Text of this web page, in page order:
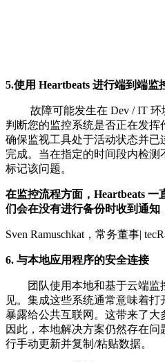
5.使用 Heartbeats 进行端到端监
故障可能发生在 Dev / IT 环
判断您的监控系统是否正在发挥
确保监视工具处于活动状态并已
完成。当在指定的时间段内检测
标记该问题。
在监控流程方面，Heartbeats
们会在没有进行备份时收到通知
Sven Ramuschkat，常务董事|
6. 与本地应用程序的安全连接
团队使用本地和基于云端监
见。集成这些系统通常意味着
暴露给公共互联网。这带来了大
因此，本地解决方案仍然存在
行手动更新并复制/粘贴数据。